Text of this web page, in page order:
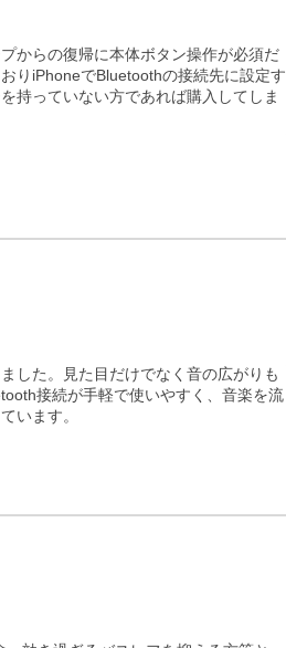
からの復帰に本体ボタン操作が必須だ
りiPhoneでBluetoothの接続先に設定す
持っていない方であれば購入してしま
した。見た目だけでなく音の広がりも
接続が手軽で使いやすく、音楽を流
います。